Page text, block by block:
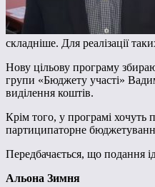
складніше. Для реалізації
Нову цільову програму
групи «Бюджету участі»
виділення коштів.
Крім того, у програмі хочуть
партиципаторне
Передбачається, що подання
Альона Зимня